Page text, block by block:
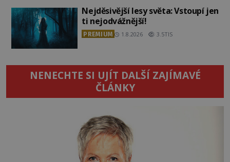
Nejděsivější lesy světa: Vstoupí jen
ti nejodvážnější!
PREMIUM 1.8.2026 3.5TIS
NENECHTE SI UJÍT DALŠÍ ZAJÍMAVÉ
ČLÁNKY